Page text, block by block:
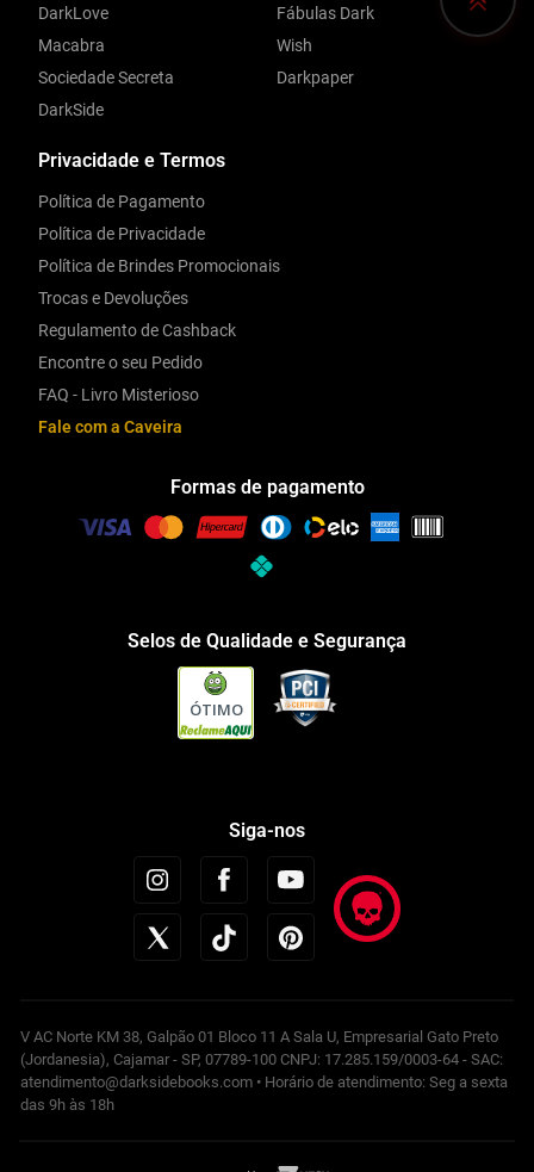
Privacidade e Termos
Política de Pagamento
Política de Privacidade
Política de Brindes Promocionais
Trocas e Devoluções
Regulamento de Cashback
Encontre o seu Pedido
FAQ - Livro Misterioso
Fale com a Caveira
DarkLove
Macabra
Sociedade Secreta
DarkSide
Fábulas Dark
Wish
Darkpaper
Formas de pagamento
Selos de Qualidade e Segurança
ÓTIMO
Siga-nos
V AC Norte KM 38, Galpão 01 Bloco 11 A Sala U, Empresarial Gato Preto
(Jordanesia), Cajamar - SP, 07789-100 CNPJ: 17.285.159/0003-64 - SAC:
atendimento@darksidebooks.com • Horário de atendimento: Seg a sexta
das 9h às 18h